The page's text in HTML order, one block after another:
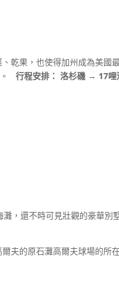
乾果，也使得加州成為美國
。行程安排： 洛杉磯 → 17
，還不時可見壯觀的豪華別
夫的原石灘高爾夫球場的所